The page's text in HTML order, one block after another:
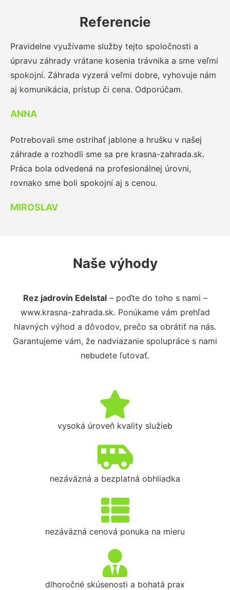
Referencie
Pravidelne využívame služby tejto spoločnosti a
úpravu záhrady vrátane kosenia trávnika a sme veľmi
spokojní. Záhrada vyzerá veľmi dobre, vyhovuje nám
aj komunikácia, prístup či cena. Odporúčam.
ANNA
Potrebovali sme ostrihať jablone a hrušku v našej
záhrade a rozhodli sme sa pre krasna-zahrada.sk.
Práca bola odvedená na profesionálnej úrovni,
rovnako sme boli spokojní aj s cenou.
MIROSLAV
Naše výhody
Rez jadrovín Edelstal– poďte do toho s nami –
www.krasna-zahrada.sk. Ponúkame vám prehľad
hlavných výhod a dôvodov, prečo sa obrátiť na nás.
Garantujeme vám, že nadviazanie spolupráce s nami
nebudete ľutovať.
vysoká úroveň kvality služieb
nezáväzná a bezplatná obhliadka
nezáväzná cenová ponuka na mieru
dlhoročné skúsenosti a bohatá prax